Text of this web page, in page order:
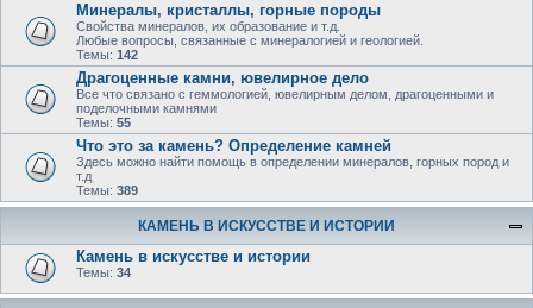
Минералы, кристаллы, горные породы
Свойства минералов, их образование и т.д.
Любые вопросы, связанные с минералогией и геологией.
Темы: 142
Драгоценные камни, ювелирное дело
Все что связано с геммологией, ювелирным делом, драгоценными и
поделочными камнями
Темы: 55
Что это за камень? Определение камней
Здесь можно найти помощь в определении минералов, горных пород и
т.д
Темы: 389
КАМЕНЬ В ИСКУССТВЕ И ИСТОРИИ
Камень в искусстве и истории
Темы: 34